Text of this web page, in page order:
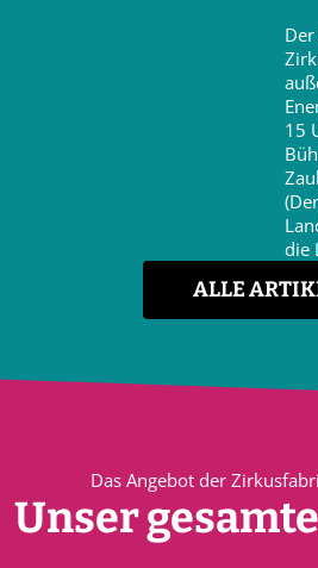
15
die
ALLE
Das Angebot der
Unser